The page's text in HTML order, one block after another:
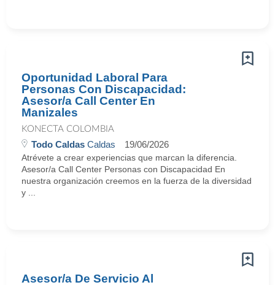
Oportunidad Laboral Para
Personas Con Discapacidad:
Asesor/a Call Center En
Manizales
KONECTA COLOMBIA
Todo Caldas Caldas 19/06/2026
Atrévete a crear experiencias que marcan la diferencia.
Asesor/a Call Center Personas con Discapacidad En
nuestra organización creemos en la fuerza de la diversidad
y ...
Asesor/a De Servicio Al